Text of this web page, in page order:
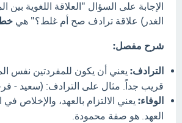
الإجابة على السؤال "العلاقة اللغوية بين
الغدر) علاقة ترادف صح أم غلط؟" هي
شرح مفصل:
الترادف: يعني أن يكون للمفردتين نفس
قريب جداً. مثال على الترادف: (سعيد -
الوفاء: يعني الالتزام بالعهد، والإخلاص
العهد. هو صفة محمودة.